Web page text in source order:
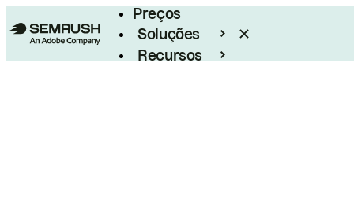
Preços
Soluções
Recursos